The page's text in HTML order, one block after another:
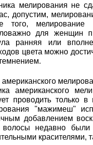
мелирования не
допустим,
того, мелирование
для женщин
ранняя или
цвета можно
американского
проводить только
"мажимеш"
добавлением
волосы недавно были
красителями,